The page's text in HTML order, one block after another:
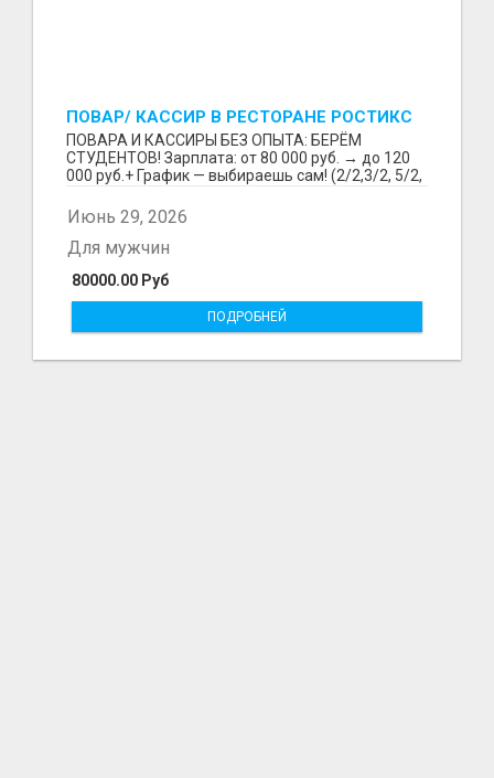
ПОВАР/ КАССИР В РЕСТОРАНЕ РОСТИКС
(КФС)
ПОВАРА И КАССИРЫ БЕЗ ОПЫТА: БЕРЁМ
СТУДЕНТОВ! Зарплата: от 80 000 руб. → до 120
000 руб.+ График — выбираешь сам! (2/2,3/2, 5/2,
Июнь 29, 2026
80000.00 Руб
Для мужчин
ПОДРОБНЕЙ